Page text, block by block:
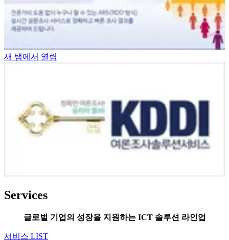
새 탭에서 열림
Services
글로벌 기업의 성장을 지원하는 ICT 솔루션 라인업
서비스 LIST